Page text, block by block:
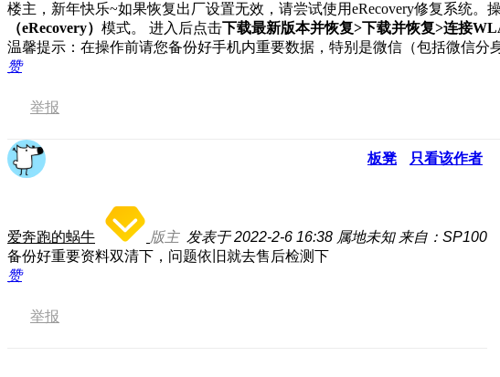
楼主，新年快乐~如果恢复出厂设置无效，请尝试使用eRecovery修复系统
（eRecovery） 模式。 进入后点击下载最新版本并恢复>下载并恢复>连接
温馨提示：在操作前请您备份好手机内重要数据，特别是微信（包括微信分
赞
举报
板凳 只看该作者
爱奔跑的蜗牛 版主 发表于 2022-2-6 16:38 属地未知 来自：SP100
备份好重要资料双清下，问题依旧就去售后检测下
赞
举报